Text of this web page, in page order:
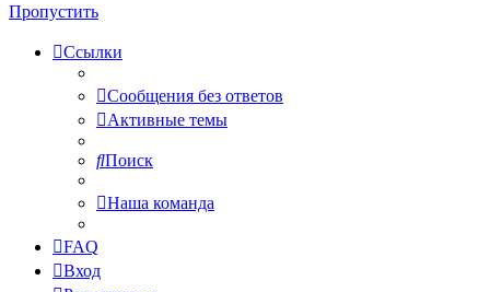
Пропустить
Ссылки
Сообщения без ответов
Активные темы
Поиск
Наша команда
FAQ
Вход